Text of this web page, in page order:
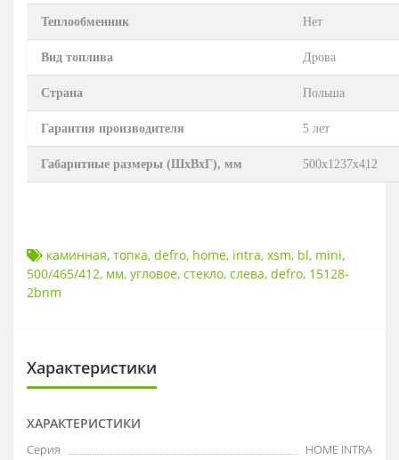
Теплообменник Нет
Вид топлива Дрова
Страна Польша
Гарантия производителя 5 лет
Габаритные размеры (ШхВхГ), мм 500х1237х412
каминная, топка, defro, home, intra, xsm, bl, mini,
500/465/412, мм, угловое, стекло, слева, defro, 15128-
2bnm
Характеристики
ХАРАКТЕРИСТИКИ
Серия
HOME INTRA